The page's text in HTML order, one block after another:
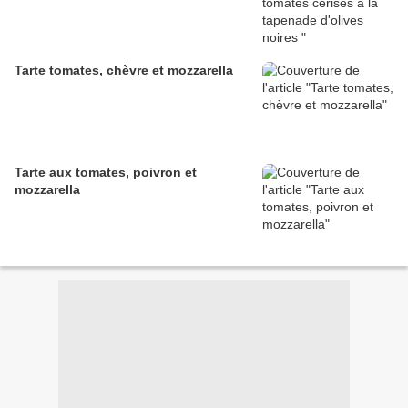
Tarte tomates, chèvre et mozzarella
Tarte aux tomates, poivron et
mozzarella